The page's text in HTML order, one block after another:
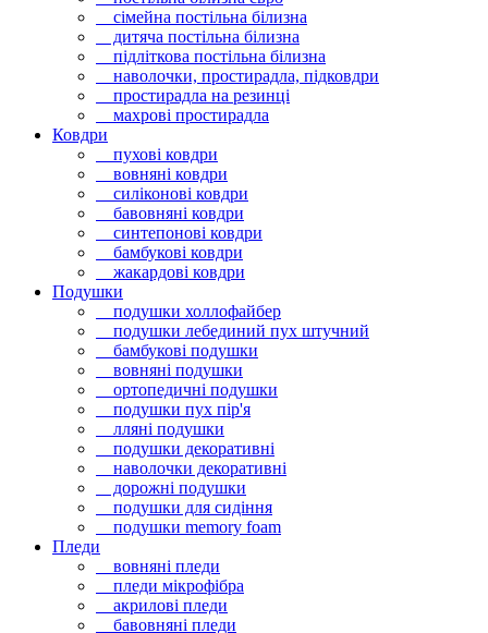
сімейна постільна білизна
дитяча постільна білизна
підліткова постільна білизна
наволочки, простирадла, підковдри
простирадла на резинці
махрові простирадла
Ковдри
пухові ковдри
вовняні ковдри
силіконові ковдри
бавовняні ковдри
синтепонові ковдри
бамбукові ковдри
жакардові ковдри
Подушки
подушки холлофайбер
подушки лебединий пух штучний
бамбукові подушки
вовняні подушки
ортопедичні подушки
подушки пух пір'я
лляні подушки
подушки декоративні
наволочки декоративні
дорожні подушки
подушки для сидіння
подушки memory foam
Пледи
вовняні пледи
пледи мікрофібра
акрилові пледи
бавовняні пледи